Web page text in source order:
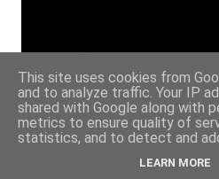
colori del blu, Amy Harmon ★
rapporto con gli ya. Questo
molto. Mi è piaciuta la
rapporto con il professor Wilson
Alla fine mi stavo pure
This site uses cookies from
and to analyze traffic. Your IP
shared with Google along with
metrics to ensure quality of
statistics, and to detect and
LEARN MORE